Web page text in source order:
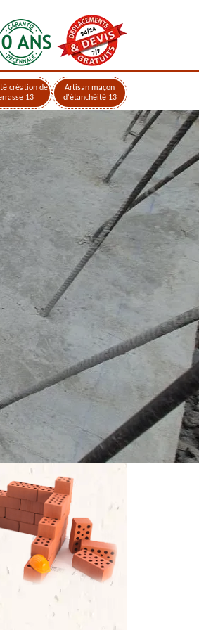
création de
13
Artisan maçon
d'étanchéité 13